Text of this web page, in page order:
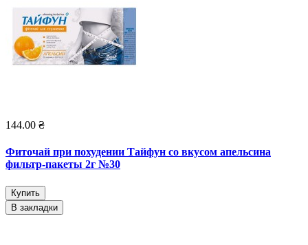
144.00 ₴
Фиточай при похудении Тайфун со вкусом апельсина
фильтр-пакеты 2г №30
Купить
В закладки